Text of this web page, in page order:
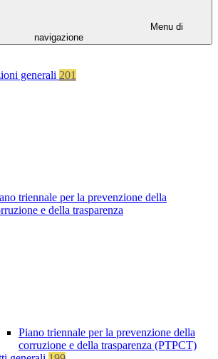
Menu di
navigazione
generali 201
triennale per la prevenzione della
e della trasparenza
Piano triennale per la prevenzione della
corruzione e della trasparenza (PTPCT)